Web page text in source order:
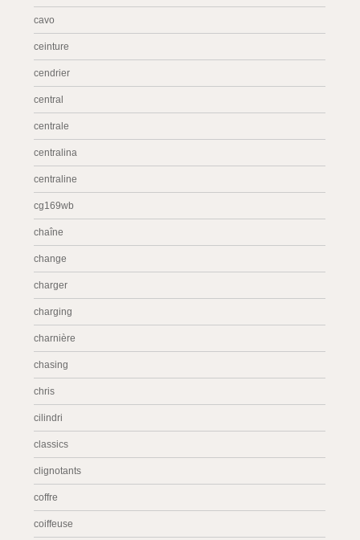
cavo
ceinture
cendrier
central
centrale
centralina
centraline
cg169wb
chaîne
change
charger
charging
charnière
chasing
chris
cilindri
classics
clignotants
coffre
coiffeuse